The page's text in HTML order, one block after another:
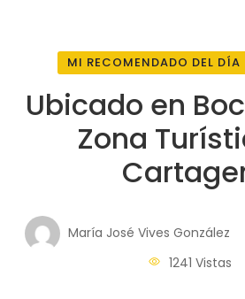
MI RECOMENDADO DEL DÍA
Ubicado en
Zona
María José Vives González
1241 Vistas